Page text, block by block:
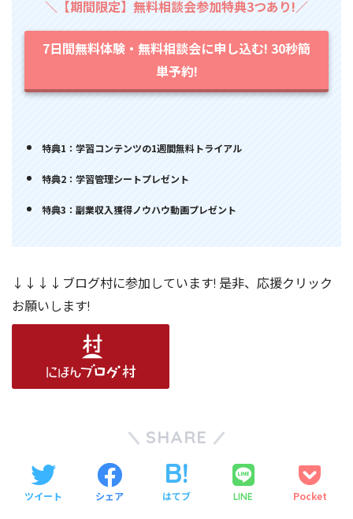
＼【期間限定】無料相談会参加特典3つあり!／
7日間無料体験・無料相談会に申し込む! 30秒簡
単予約!
特典1：学習コンテンツの1週間無料トライアル
特典2：学習管理シートプレゼント
特典3：副業収入獲得ノウハウ動画プレゼント
↓↓↓↓ブログ村に参加しています! 是非、応援クリック
お願いします!
SHARE
ツイート シェア はてブ LINE Pocket